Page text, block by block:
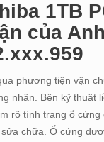
1TB
của
phương tiện vận
nhận. Bên kỹ thuật
rõ tình trạng ổ cứng
chữa. Ổ cứng